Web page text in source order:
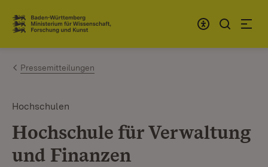
Zum Inhalt springen
Link zur Startseite
Pressemitteilungen
Hochschulen
Hochschule für Verwaltung
und Finanzen